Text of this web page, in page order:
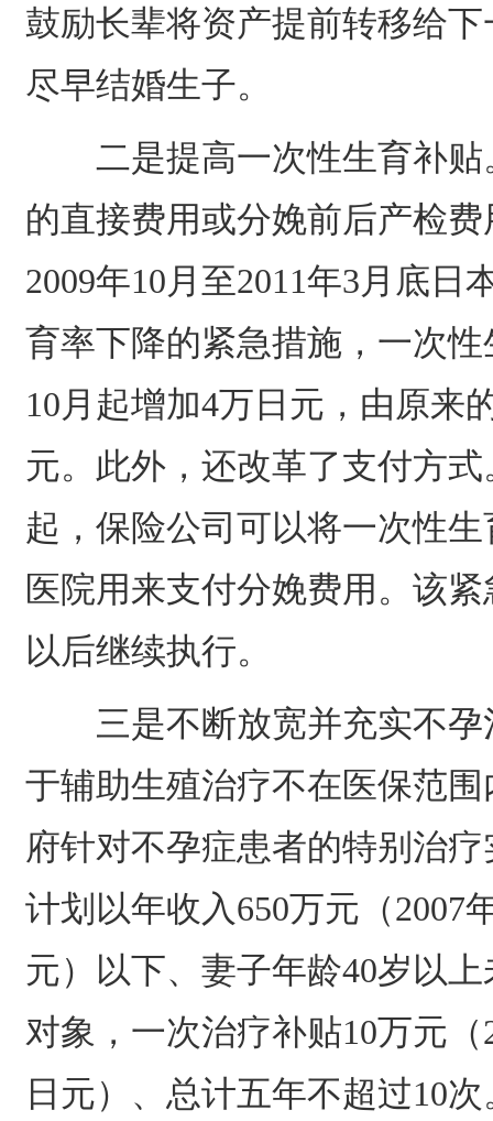
鼓励长辈将资产提前转移给
尽早结婚生子。
二是提高一次性生育补贴
的直接费用或分娩前后产检
2009年10月至2011年3月底日
育率下降的紧急措施，一次性
10月起增加4万日元，由原来
元。此外，还改革了支付方式
起，保险公司可以将一次性
医院用来支付分娩费用。该
以后继续执行。
三是不断放宽并充实不孕
于辅助生殖治疗不在医保范围
府针对不孕症患者的特别治
计划以年收入650万元（2007
元）以下、妻子年龄40岁以
对象，一次治疗补贴10万元（
日元）、总计五年不超过10